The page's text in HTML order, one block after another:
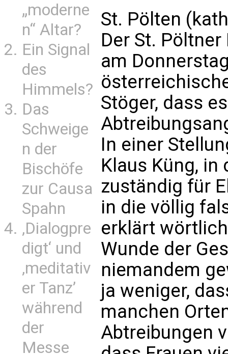
„moderne
n“ Altar?
Ein Signal
des
Himmels?
Das
Schweige
n der
Bischöfe
zur Causa
Spahn
‚Dialogpre
digt‘ und
‚meditativ
er Tanz’
während
der
Messe
St. Pölten
Der St.
am
Stöger, dass
In einer
Klaus Küng,
zuständig für
in die völlig
erklärt
Wunde der
niemandem
ja weniger,
manchen
Abtreibungen